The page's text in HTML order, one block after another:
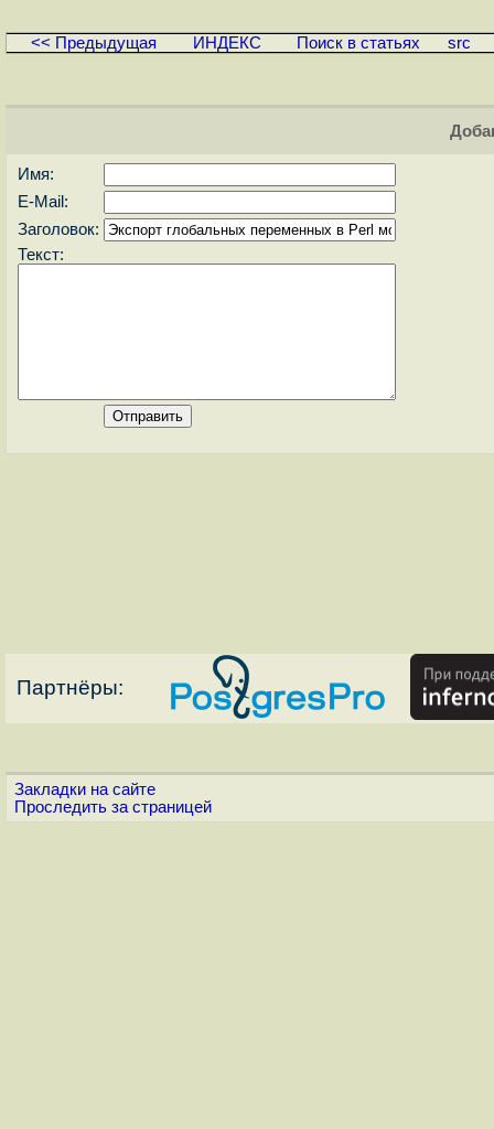
<< Предыдущая ИНДЕКС Поиск в статьях src
Имя:
E-Mail:
Заголовок:
Текст:
Партнёры:
Закладки на сайте
Проследить за страницей